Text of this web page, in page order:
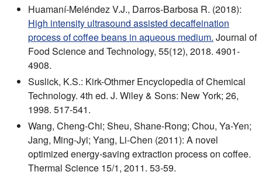
Huamaní-Meléndez V.J., Darros-Barbosa R. (2018):
High intensity ultrasound assisted decaffeination
process of coffee beans in aqueous medium. Journal of
Food Science and Technology, 55(12), 2018. 4901-
4908.
Suslick, K.S.: Kirk-Othmer Encyclopedia of Chemical
Technology. 4th ed. J. Wiley & Sons: New York; 26,
1998. 517-541.
Wang, Cheng-Chi; Sheu, Shane-Rong; Chou, Ya-Yen;
Jang, Ming-Jyi; Yang, Li-Chen (2011): A novel
optimized energy-saving extraction process on coffee.
Thermal Science 15/1, 2011. 53-59.